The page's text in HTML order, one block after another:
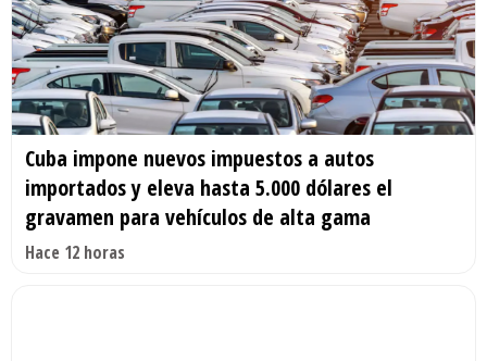
Cuba impone nuevos impuestos a autos
importados y eleva hasta 5.000 dólares el
gravamen para vehículos de alta gama
Hace 12 horas